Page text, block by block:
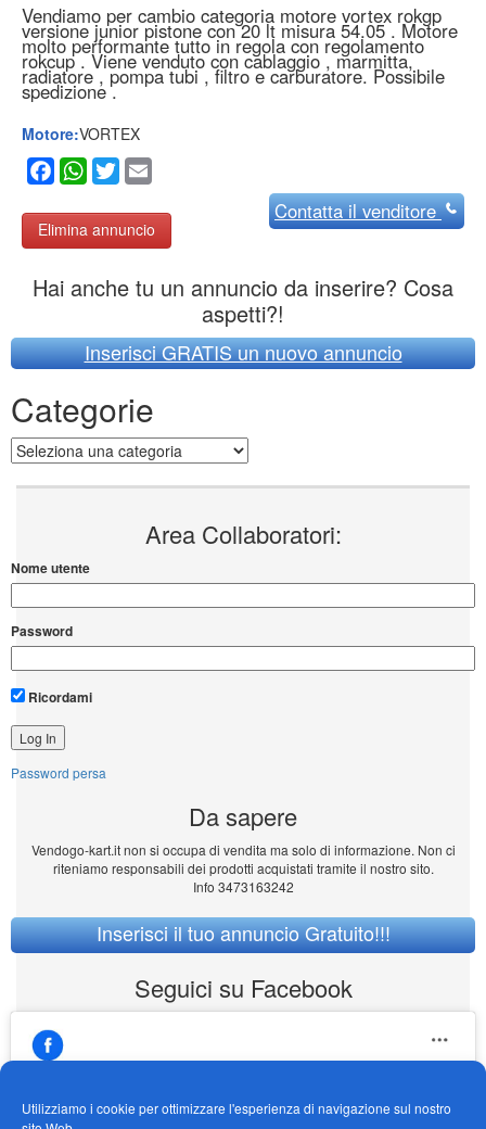
Utilizziamo i cookie per ottimizzare l'esperienza di navigazione sul nostro
Vendiamo per cambio categoria motore vortex rokgp
versione junior pistone con 20 lt misura 54.05 . Motore
molto performante tutto in regola con regolamento
rokcup . Viene venduto con cablaggio , marmitta,
radiatore , pompa tubi , filtro e carburatore. Possibile
spedizione .
Motore:VORTEX
Facebook
WhatsApp
Twitter
Elimina annuncio
Contattail venditore
Hai anche tu un annuncio da inserire? Cosa
aspetti?!
Inserisci GRATIS un nuovo annuncio
Categorie
Categorie
Area Collaboratori:
Nome utente
Password
Ricordami
Password persa
Da sapere
Vendogo-kart.it non si occupa di vendita ma solo di informazione. Non ci
riteniamo responsabili dei prodotti acquistati tramite il nostro sito.
Info 3473163242
Inserisci il tuo annuncio Gratuito!!!
Seguici su Facebook